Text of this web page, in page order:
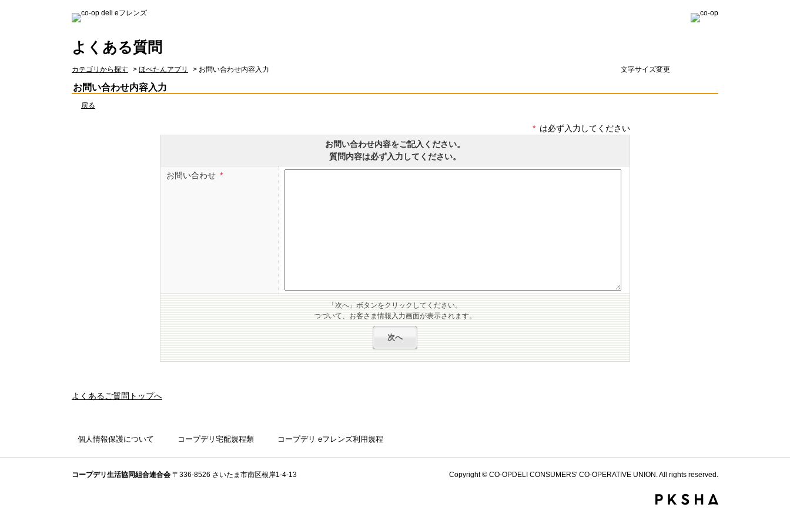
よくある質問
文字サイズ変更
カテゴリから探す > ほぺたんアプリ > お問い合わせ内容入力
お問い合わせ内容入力
戻る
* は必ず入力してください
お問い合わせ内容をご記入ください。
質問内容は必ず入力してください。
お問い合わせ *
「次へ」ボタンをクリックしてください。
つづいて、お客さま情報入力画面が表示されます。
よくあるご質問トップへ
個人情報保護について コープデリ宅配規程類 コープデリ eフレンズ利用規程
コープデリ⽣活協同組合連合会 〒336-8526 さいたま市南区根岸1-4-13 Copyright © CO-OPDELI CONSUMERS' CO-OPERATIVE UNION. All rights reserved.